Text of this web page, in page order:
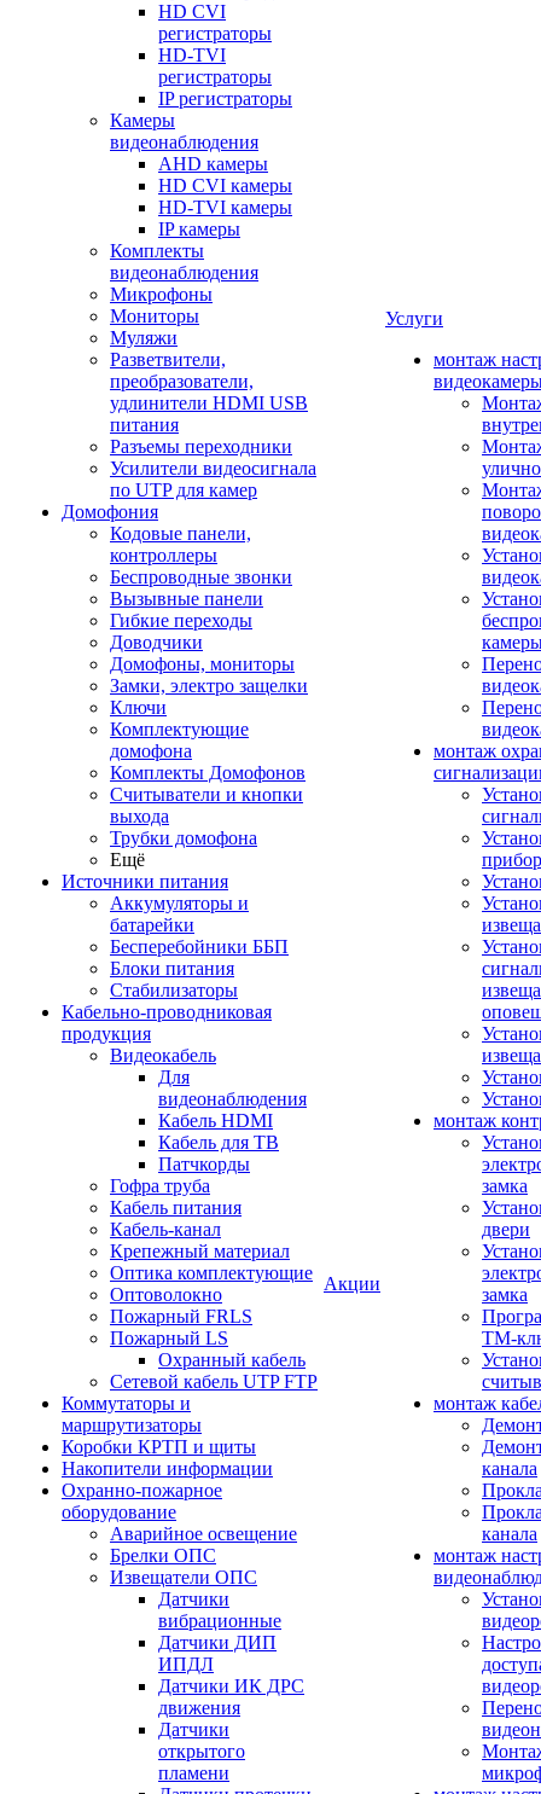
HD CVI
регистраторы
HD-TVI
регистраторы
IP регистраторы
Камеры
видеонаблюдения
AHD камеры
HD CVI камеры
HD-TVI камеры
IP камеры
Комплекты
видеонаблюдения
Микрофоны
Мониторы
Муляжи
Разветвители,
преобразователи,
удлинители HDMI USB
питания
Разъемы переходники
Усилители видеосигнала
по UTP для камер
Домофония
Кодовые панели,
контроллеры
Беспроводные звонки
Вызывные панели
Гибкие переходы
Доводчики
Домофоны, мониторы
Замки, электро защелки
Ключи
Комплектующие
домофона
Комплекты Домофонов
Считыватели и кнопки
выхода
Трубки домофона
Ещё
Источники питания
Аккумуляторы и
батарейки
Бесперебойники ББП
Блоки питания
Стабилизаторы
Кабельно-проводниковая
продукция
Видеокабель
Для
видеонаблюдения
Кабель HDMI
Кабель для ТВ
Патчкорды
Гофра труба
Кабель питания
Кабель-канал
Крепежный материал
Оптика комплектующие
Оптоволокно
Пожарный FRLS
Пожарный LS
Охранный кабель
Сетевой кабель UTP FTP
Коммутаторы и
маршрутизаторы
Коробки КРТП и щиты
Накопители информации
Охранно-пожарное
оборудование
Аварийное освещение
Брелки ОПС
Извещатели ОПС
Датчики
вибрационные
Датчики ДИП
ИПДЛ
Датчики ИК ДРС
движения
Датчики
открытого
пламени
Акции
Услуги
монтаж
монтаж
монтаж
замка
двери
замка
ТМ-
монтаж
канала
канала
монтаж